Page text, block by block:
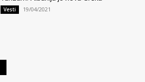
Vesti 19/04/2021